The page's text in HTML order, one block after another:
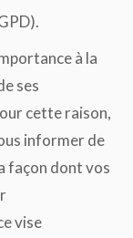
à la
ses
cette raison,
informer de
façon dont vos
vise